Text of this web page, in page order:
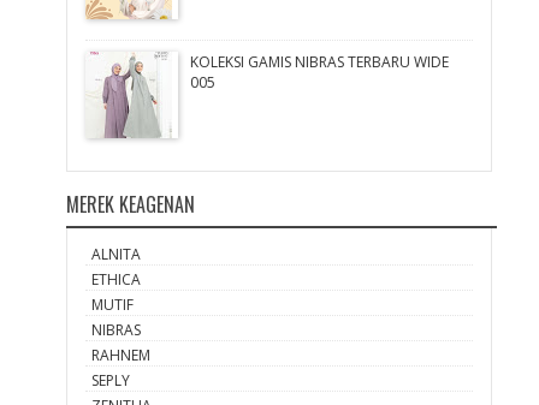
KOLEKSI GAMIS NIBRAS TERBARU WIDE
005
MEREK KEAGENAN
ALNITA
ETHICA
MUTIF
NIBRAS
RAHNEM
SEPLY